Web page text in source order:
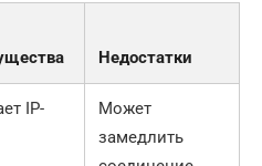
Недостатки
IP-
Может
замедлить